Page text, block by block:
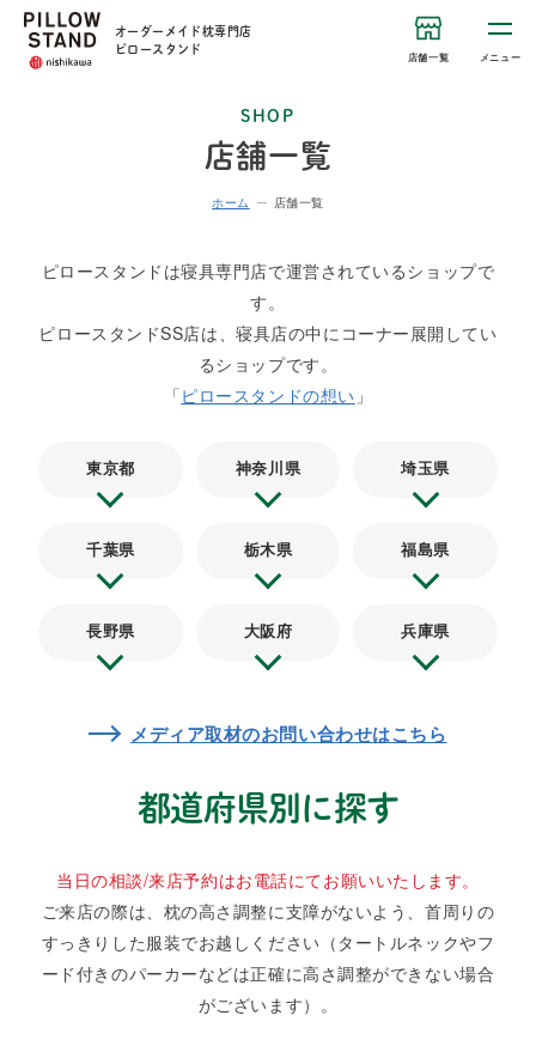
オーダーメイド枕専門店
ピロースタンド
店舗一覧 メニュー
SHOP
店舗一覧
ホーム 店舗一覧
ピロースタンドは寝具専門店で運営されているショップで
す。
ピロースタンドSS店は、寝具店の中にコーナー展開してい
るショップです。
「ピロースタンドの想い 」
東京都 神奈川県 埼玉県
千葉県 栃木県 福島県
長野県 大阪府 兵庫県
メディア取材のお問い合わせはこちら
都道府県別に探す
当日の相談/来店予約はお電話にてお願いいたします。
ご来店の際は、枕の高さ調整に支障がないよう、首周りの
すっきりした服装でお越しください （タートルネックやフ
ード付きのパーカーなどは正確に高さ調整ができない場合
がございます）。